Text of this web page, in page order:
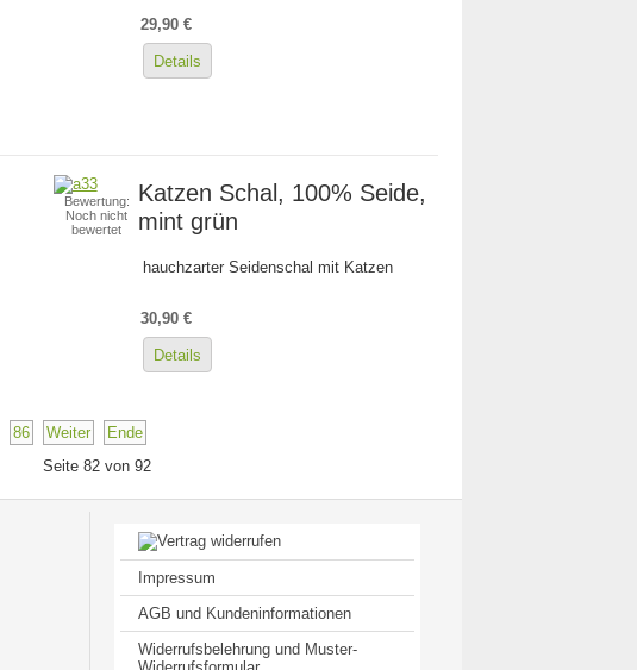
29,90 €
Details
Bewertung:
Noch nicht
bewertet
Katzen Schal, 100% Seide,
mint grün
hauchzarter Seidenschal mit Katzen
30,90 €
Details
86 Weiter
Ende
Seite 82 von 92
Impressum
AGB und Kundeninformationen
Widerrufsbelehrung und Muster-